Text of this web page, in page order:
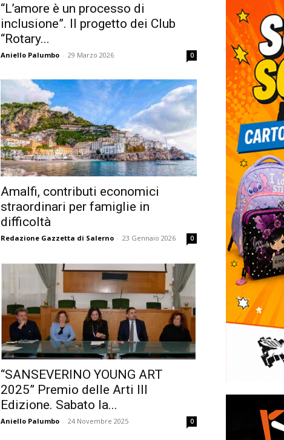
“L’amore è un processo di
inclusione”. Il progetto dei Club
“Rotary...
Aniello Palumbo - 29 Marzo 2026 0
Amalfi, contributi economici
straordinari per famiglie in
difficoltà
Redazione Gazzetta di Salerno - 23 Gennaio 2026 0
“SANSEVERINO YOUNG ART
2025” Premio delle Arti III
Edizione. Sabato la...
Aniello Palumbo - 24 Novembre 2025 0